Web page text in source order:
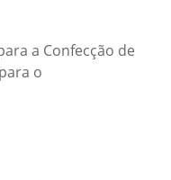
a Confecção de
o